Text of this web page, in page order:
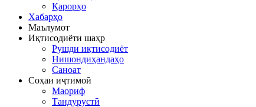
Қарорҳо
Хабарҳо
Маълумот
Иқтисодиёти шаҳр
Рушди иқтисодиёт
Нишондиҳандаҳо
Саноат
Соҳаи иҷтимоӣ
Маориф
Тандурустӣ